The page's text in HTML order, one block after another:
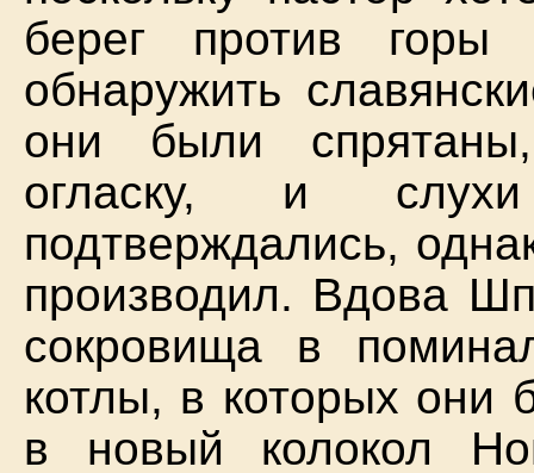
берег против
обнаружить
они были
огласку, и
подтверждались,
производил. Вдова
сокровища в
котлы, в которых они
в новый колокол